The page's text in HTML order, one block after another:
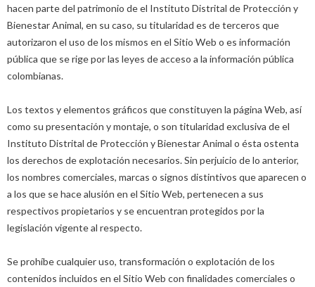
hacen parte del patrimonio de el Instituto Distrital de Protección y
Bienestar Animal, en su caso, su titularidad es de terceros que
autorizaron el uso de los mismos en el Sitio Web o es información
pública que se rige por las leyes de acceso a la información pública
colombianas.
Los textos y elementos gráficos que constituyen la página Web, así
como su presentación y montaje, o son titularidad exclusiva de el
Instituto Distrital de Protección y Bienestar Animal o ésta ostenta
los derechos de explotación necesarios. Sin perjuicio de lo anterior,
los nombres comerciales, marcas o signos distintivos que aparecen o
a los que se hace alusión en el Sitio Web, pertenecen a sus
respectivos propietarios y se encuentran protegidos por la
legislación vigente al respecto.
Se prohíbe cualquier uso, transformación o explotación de los
contenidos incluidos en el Sitio Web con finalidades comerciales o